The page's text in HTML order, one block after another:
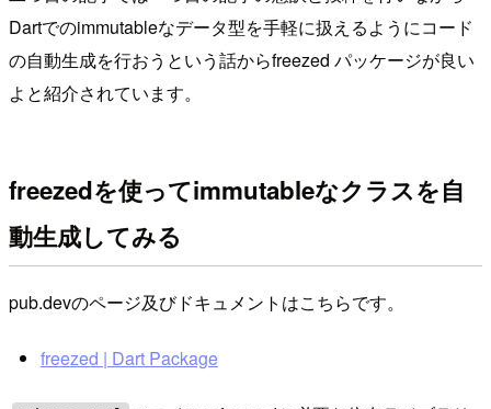
Dartでのimmutableなデータ型を手軽に扱えるようにコード
の自動生成を行おうという話からfreezed パッケージが良い
よと紹介されています。
freezedを使ってimmutableなクラスを自
動生成してみる
pub.devのページ及びドキュメントはこちらです。
freezed | Dart Package